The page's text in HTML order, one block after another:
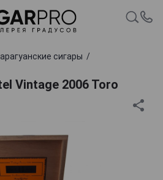
сигары
Vintage 2006 Toro